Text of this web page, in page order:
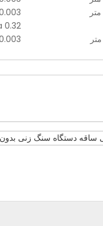
0.003 میلی
0.32
0.003 ± میلی
ساقه دستگاه سنگ زنی